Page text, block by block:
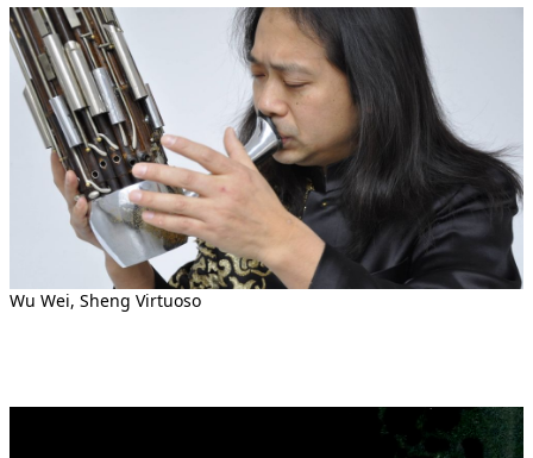
Wu Wei, Sheng Virtuoso